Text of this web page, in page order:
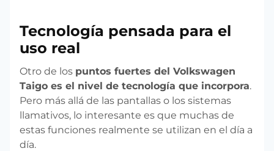
Tecnología pensada para el
uso real
Otro de los puntos fuertes del Volkswagen
Taigo es el nivel de tecnología que incorpora.
Pero más allá de las pantallas o los sistemas
llamativos, lo interesante es que muchas de
estas funciones realmente se utilizan en el día a
día.